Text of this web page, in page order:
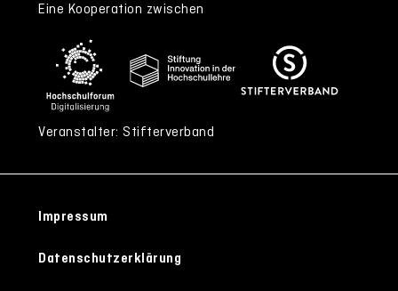
Eine Kooperation zwischen
Veranstalter: Stifterverband
Impressum
Datenschutzerklärung